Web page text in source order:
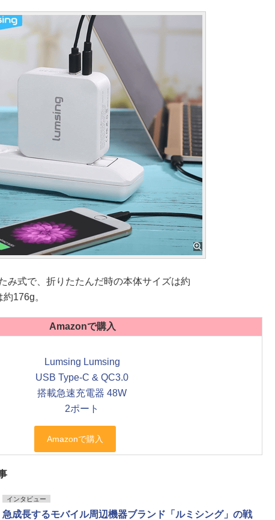
み式で、折りたたんだ時の本体サイズは約
176g。
Amazonで購入
Lumsing Lumsing
USB Type-C & QC3.0
搭載急速充電器 48W
2ポート
インタビュー
急成長するモバイル周辺機器ブランド「ルミシング」の戦